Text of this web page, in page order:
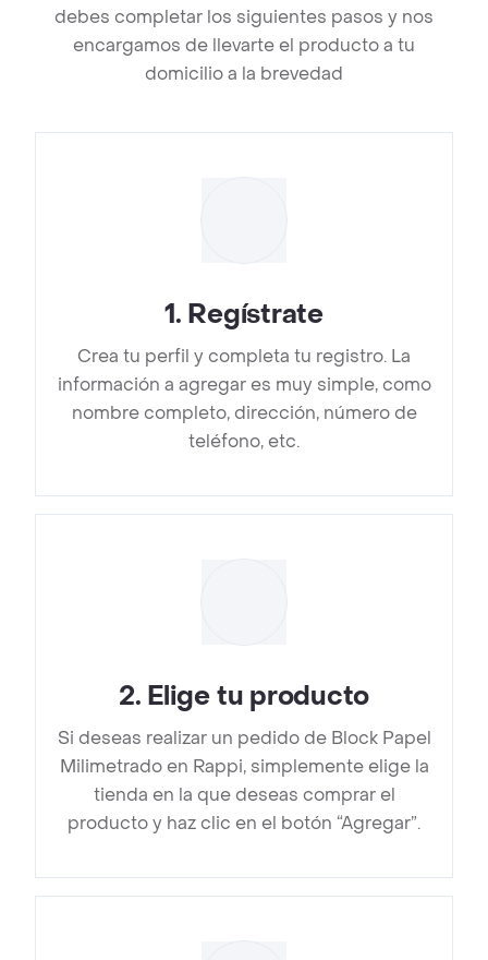
debes completar los siguientes pasos y nos
encargamos de llevarte el producto a tu
domicilio a la brevedad
1. Regístrate
Crea tu perfil y completa tu registro. La
información a agregar es muy simple, como
nombre completo, dirección, número de
teléfono, etc.
2. Elige tu producto
Si deseas realizar un pedido de Block Papel
Milimetrado en Rappi, simplemente elige la
tienda en la que deseas comprar el
producto y haz clic en el botón “Agregar”.